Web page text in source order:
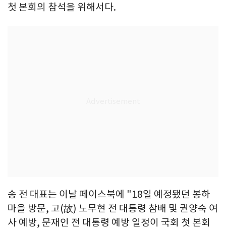
첫 본회의 참석을 위해서다.
송 전 대표는 이날 페이스북에 "18일 예정됐던 봉하
마을 방문, 고(故) 노무현 전 대통령 참배 및 권양숙 여
사 예방, 문재인 전 대통령 예방 일정이 국회 첫 본회